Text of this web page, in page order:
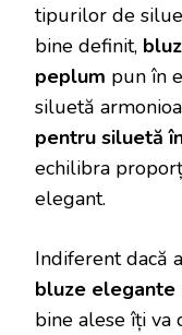
tipurilor de
bine definit,
peplum pun în
siluetă
pentru siluetă
echilibra
elegant.
Indiferent dacă
bluze elegante
bine alese îți va